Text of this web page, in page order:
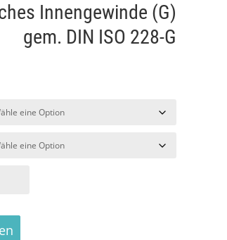
Innengewinde (G)
gem. DIN ISO 228-G